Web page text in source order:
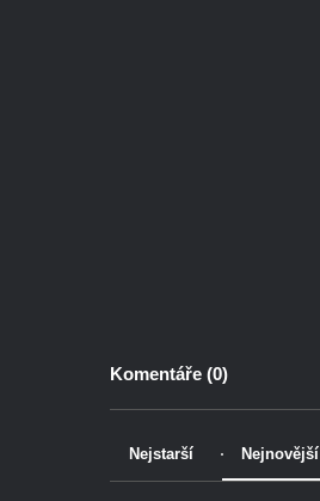
Komentáře (0)
Nejstarší Nejnovější